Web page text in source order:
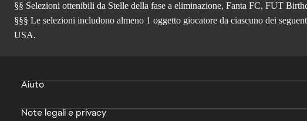
§§ Selezioni ottenibili da Stelle della fase a eliminazione, Fanta FC, FUT
§§§ Le selezioni includono almeno 1 oggetto giocatore da ciascuno dei
USA.
Aiuto
Note legali e privacy